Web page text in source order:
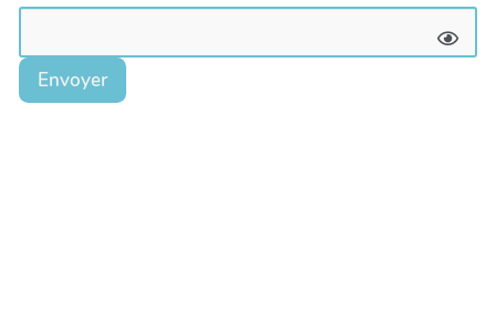
Envoyer